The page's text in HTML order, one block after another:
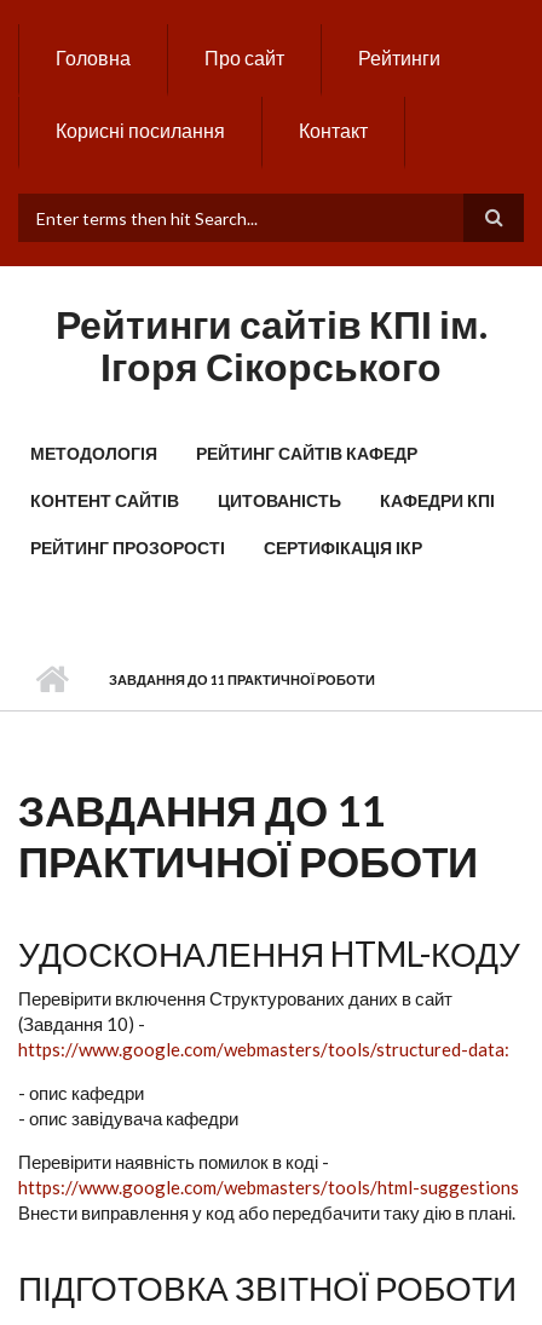
Головна Про сайт Рейтинги
Корисні посилання Контакт
ПОШУКОВА ФОРМА
Рейтинги сайтів КПІ ім.
Ігоря Сікорського
МЕТОДОЛОГІЯ РЕЙТИНГ САЙТІВ КАФЕДР
КОНТЕНТ САЙТІВ ЦИТОВАНІСТЬ КАФЕДРИ КПІ
РЕЙТИНГ ПРОЗОРОСТІ СЕРТИФІКАЦІЯ ІКР
ЗАВДАННЯ ДО 11 ПРАКТИЧНОЇ РОБОТИ
ЗАВДАННЯ ДО 11
ПРАКТИЧНОЇ РОБОТИ
УДОСКОНАЛЕННЯ HTML-КОДУ
Перевірити включення Структурованих даних в сайт
(Завдання 10) -
https://www.google.com/webmasters/tools/structured-data:
- опис кафедри
- опис завідувача кафедри
Перевірити наявність помилок в коді -
https://www.google.com/webmasters/tools/html-suggestions
Внести виправлення у код або передбачити таку дію в плані.
ПІДГОТОВКА ЗВІТНОЇ РОБОТИ